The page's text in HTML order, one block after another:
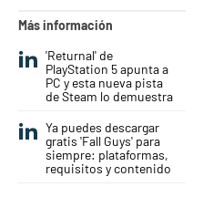
Más información
'Returnal' de
PlayStation 5 apunta a
PC y esta nueva pista
de Steam lo demuestra
Ya puedes descargar
gratis 'Fall Guys' para
siempre: plataformas,
requisitos y contenido